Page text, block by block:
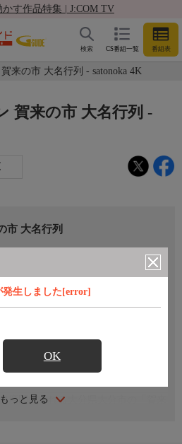
す作品特集 | J:COM TV
CS番組一覧 番組表
検索
来の市 大名行列 - satonoka 4K
発生しました[error]
OK
賀来の市 大名行列 -
市 大名行列
もっと見る
アプリ視聴
度開催される大分県大分市の「賀来